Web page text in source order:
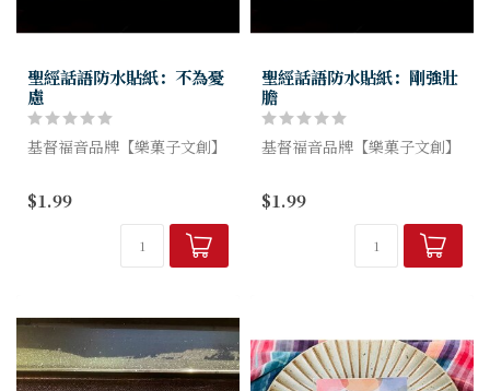
聖經話語防水貼紙：不為憂
慮
基督福音品牌【樂菓子文創】
款插畫風格的設計!
喜樂的心款、只要信款、不為
憂慮款、剛強壯膽款、出入平
$1.99
聖經話語防水貼紙：剛強壯
膽
基督福音品牌【樂菓子文創】
款插畫風格的設計!
喜樂的心款、只要信款、不為
憂慮款、剛強壯膽款、出入平
$1.99